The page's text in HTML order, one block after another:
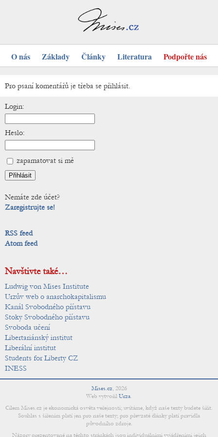
O nás Základy Články Literatura Podpořte nás
Pro psaní komentářů je třeba se přihlásit.
Login:
Heslo:
zapamatovat si mě
Nemáte zde účet?
Zaregistrujte se!
RSS feed
Atom feed
Navštivte také…
Ludwig von Mises Institute
Urzův web o anarchokapitalismu
Kanál Svobodného přístavu
Stoky Svobodného přístavu
Svoboda učení
Libertariánský institut
Liberální institut
Students for Liberty CZ
INESS
Mises.cz, 2026
Web vytvořil Urza.
Cílem Mises.cz je ekonomická osvěta veřejnosti; uvítáme, když naše texty budete šířit.
Souhlas s šířením platí jen pro naše texty; pro převzaté články platí pravidla
původního zdroje.
Názory prezentované na těchto stránkách jsou individuálními vyjádřeními jejich